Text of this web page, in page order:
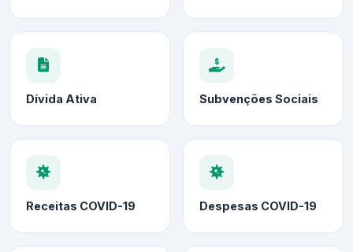
Dívida Ativa Subvenções Sociais
Receitas COVID-19 Despesas COVID-19